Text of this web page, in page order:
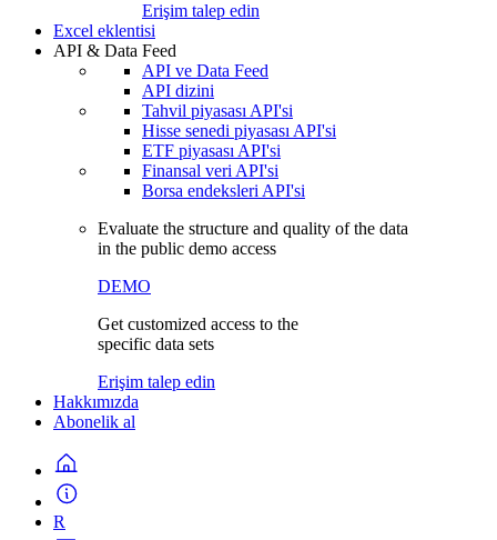
Erişim talep edin
Excel eklentisi
API & Data Feed
API ve Data Feed
API dizini
Tahvil piyasası API'si
Hisse senedi piyasası API'si
ETF piyasası API'si
Finansal veri API'si
Borsa endeksleri API'si
Evaluate the structure and quality of the data
in the public demo access
DEMO
Get customized access to the
specific data sets
Erişim talep edin
Hakkımızda
Abonelik al
R